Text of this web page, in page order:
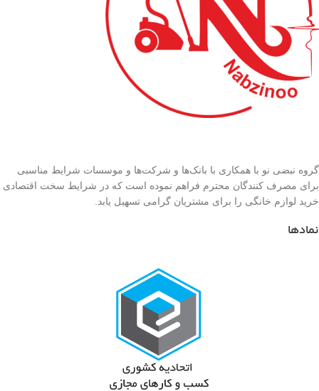
گروه نبضی نو با همکاری با بانک‌ها و شرکت‌ها و موسسات شرایط مناسبی
برای مصرف کنندگان محترم فراهم نموده است که در شرایط سخت اقتصادی
خرید لوازم خانگی را برای مشتریان گرامی تسهیل یابد.
نمادها